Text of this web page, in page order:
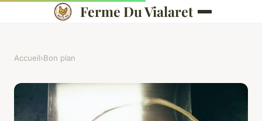
Ferme Du Vialaret
Accueil›Bon plan